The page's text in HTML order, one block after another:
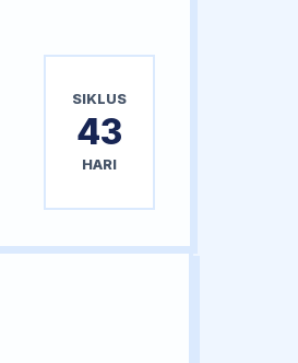
SIKLUS
43
HARI